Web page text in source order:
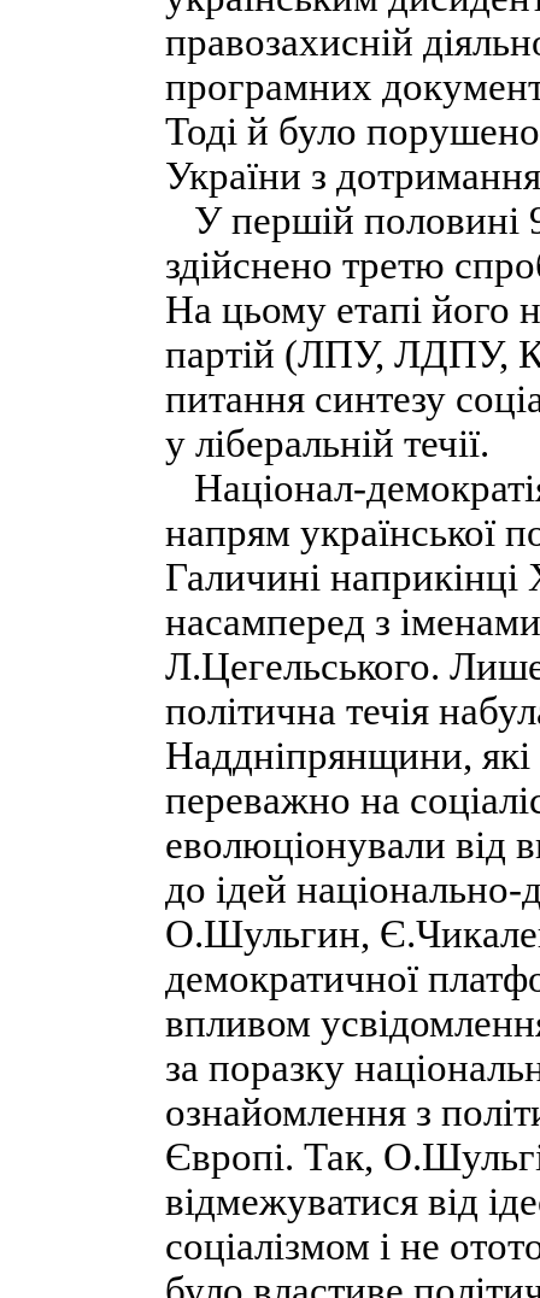
правозахисній
програмних
Тоді й було
України з
У першій половині
здійснено третю
На цьому етапі його
партій (ЛПУ, ЛДПУ,
питання синтезу
у ліберальній течії.
Націонал-
напрям української
Галичині наприкінці
насамперед з
Л.Цегельського.
політична течія
Наддніпрянщини,
переважно на
еволюціонували від
до ідей
О.Шульгин,
демократичної
впливом
за поразку
ознайомлення з
Європі. Так,
відмежуватися від
соціалізмом і не